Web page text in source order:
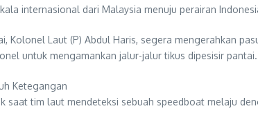
internasional dari Malaysia menuju perairan
Kolonel Laut (P) Abdul Haris, segera mengerahkan
untuk mengamankan jalur-jalur tikus dipesisir pantai.
Ketegangan
saat tim laut mendeteksi sebuah speedboat melaju